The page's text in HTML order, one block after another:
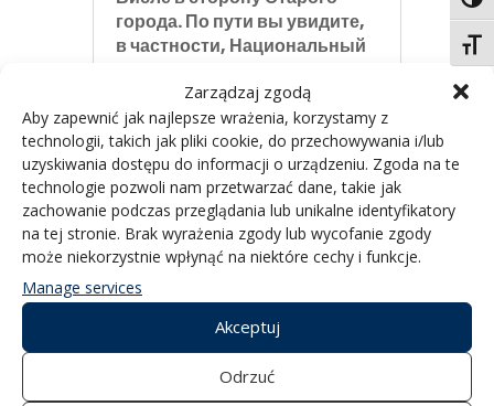
Zarządzaj zgodą
Aby zapewnić jak najlepsze wrażenia, korzystamy z
technologii, takich jak pliki cookie, do przechowywania i/lub
uzyskiwania dostępu do informacji o urządzeniu. Zgoda na te
technologie pozwoli nam przetwarzać dane, takie jak
zachowanie podczas przeglądania lub unikalne identyfikatory
na tej stronie. Brak wyrażenia zgody lub wycofanie zgody
może niekorzystnie wpłynąć na niektóre cechy i funkcje.
Manage services
Akceptuj
Odrzuć
города. По пути вы увидите,
в частности, Национальный
Коперника, крышу
библиотеки Варшавского
университета и Королевский
замок. В районе Старого
города разворачиваемся и
возвращаемсявверх по реке
к Плите Десанта. Рейс — это
отличная возможность
передохнуть и открыть для